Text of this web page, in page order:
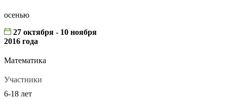
осенью
27 октября - 10 ноября
2016 года
Математика
Участники
6-18 лет